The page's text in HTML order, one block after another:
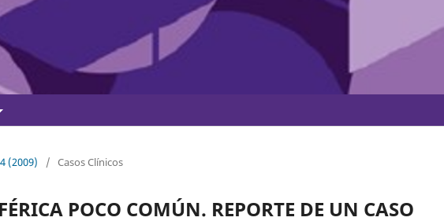
(2009) / Casos Clínicos
POCO COMÚN. REPORTE DE UN CASO